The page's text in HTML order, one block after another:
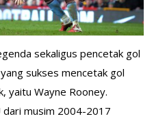
sekaligus pencetak gol
sukses mencetak gol
yaitu Wayne Rooney.
dari musim 2004-2017